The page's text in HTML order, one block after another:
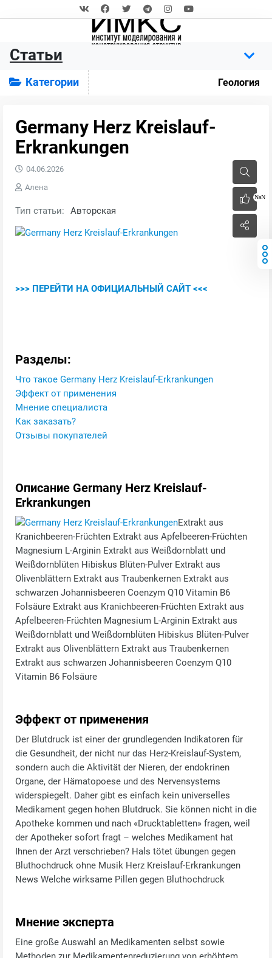
Статьи
Категории Геология
Germany Herz Kreislauf-
Erkrankungen
NaN
04.06.2026
Алена
Тип статьи: Авторская
>>> ПЕРЕЙТИ НА ОФИЦИАЛЬНЫЙ САЙТ <<<
Разделы:
Что такое Germany Herz Kreislauf-Erkrankungen
Эффект от применения
Мнение специалиста
Как заказать?
Отзывы покупателей
Описание Germany Herz Kreislauf-
Erkrankungen
Extrakt aus
Kranichbeeren-Früchten Extrakt aus Apfelbeeren-Früchten
Magnesium L-Arginin Extrakt aus Weißdornblatt und
Weißdornblüten Hibiskus Blüten-Pulver Extrakt aus
Olivenblättern Extrakt aus Traubenkernen Extrakt aus
schwarzen Johannisbeeren Coenzym Q10 Vitamin B6
Folsäure Extrakt aus Kranichbeeren-Früchten Extrakt aus
Apfelbeeren-Früchten Magnesium L-Arginin Extrakt aus
Weißdornblatt und Weißdornblüten Hibiskus Blüten-Pulver
Extrakt aus Olivenblättern Extrakt aus Traubenkernen
Extrakt aus schwarzen Johannisbeeren Coenzym Q10
Vitamin B6 Folsäure
Эффект от применения
Der Blutdruck ist einer der grundlegenden Indikatoren für
die Gesundheit, der nicht nur das Herz-Kreislauf-System,
sondern auch die Aktivität der Nieren, der endokrinen
Organe, der Hämatopoese und des Nervensystems
widerspiegelt. Daher gibt es einfach kein universelles
Medikament gegen hohen Blutdruck. Sie können nicht in die
Apotheke kommen und nach «Drucktabletten» fragen, weil
der Apotheker sofort fragt – welches Medikament hat
Ihnen der Arzt verschrieben? Hals tötet übungen gegen
Bluthochdruck ohne Musik Herz Kreislauf-Erkrankungen
News Welche wirksame Pillen gegen Bluthochdruck
Мнение эксперта
Eine große Auswahl an Medikamenten selbst sowie